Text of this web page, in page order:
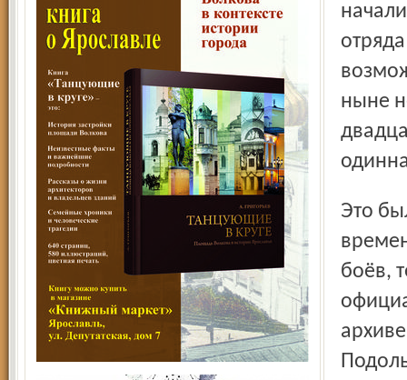
ныне
Это была так называемая «санитарная захоронка»: то есть
боёв,